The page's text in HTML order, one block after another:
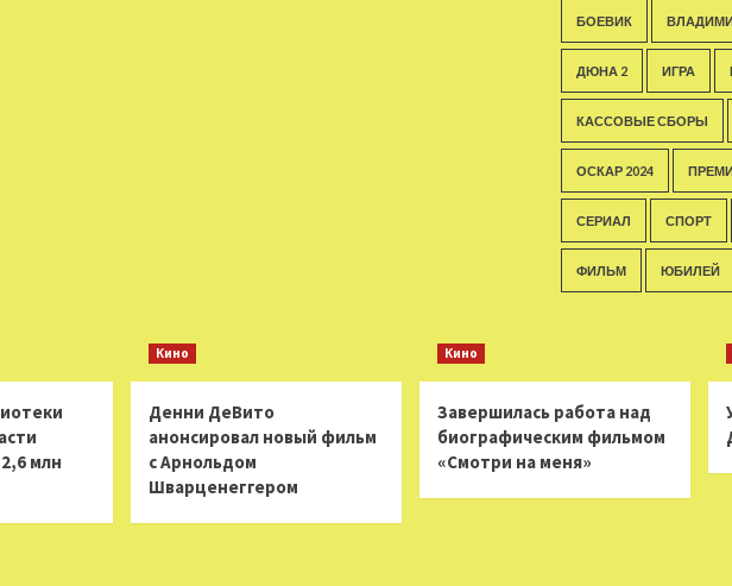
БОЕВИК
ДЮНА 2 ИГРА
КАССОВЫЕ СБОРЫ
ОСКАР 2024
СЕРИАЛ СПОРТ
ФИЛЬМ ЮБИЛЕЙ
млн
Кино
Денни ДеВито
анонсировал новый фильм
с Арнольдом
Шварценеггером
Кино
Завершилась работа над
биографическим фильмом
«Смотри на меня»